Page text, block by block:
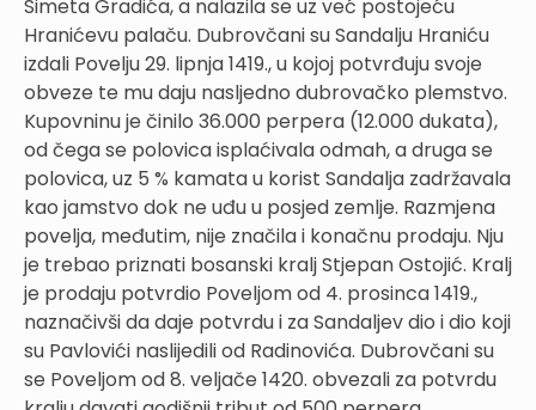
Simeta Gradića, a nalazila se uz već postojeću
Hranićevu palaču. Dubrovčani su Sandalju Hraniću
izdali Povelju 29. lipnja 1419., u kojoj potvrđuju svoje
obveze te mu daju nasljedno dubrovačko plemstvo.
Kupovninu je činilo 36.000 perpera (12.000 dukata),
od čega se polovica isplaćivala odmah, a druga se
polovica, uz 5 % kamata u korist Sandalja zadržavala
kao jamstvo dok ne uđu u posjed zemlje. Razmjena
povelja, međutim, nije značila i konačnu prodaju. Nju
je trebao priznati bosanski kralj Stjepan Ostojić. Kralj
je prodaju potvrdio Poveljom od 4. prosinca 1419.,
naznačivši da daje potvrdu i za Sandaljev dio i dio koji
su Pavlovići naslijedili od Radinovića. Dubrovčani su
se Poveljom od 8. veljače 1420. obvezali za potvrdu